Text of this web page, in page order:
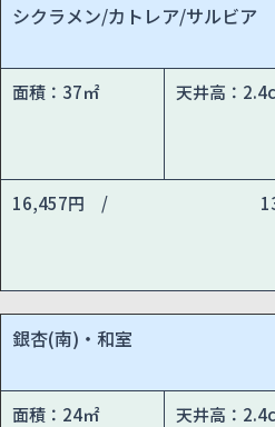
シクラメン/カトレア/サルビア
面積：37㎡ 天井高：
16,457円 /
銀杏(南)・和室
面積：24㎡ 天井高：